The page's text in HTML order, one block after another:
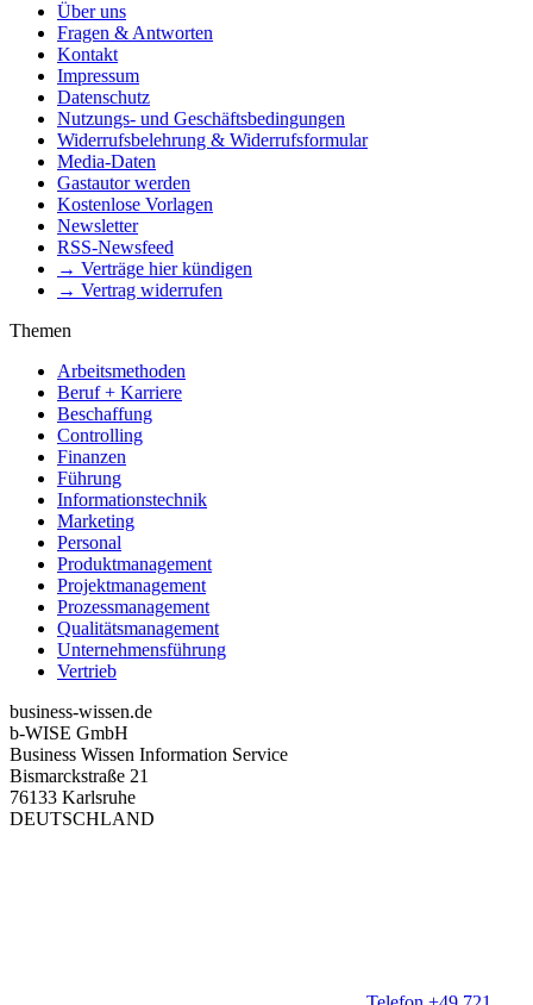
Über uns
Fragen & Antworten
Kontakt
Impressum
Datenschutz
Nutzungs- und Geschäftsbedingungen
Widerrufsbelehrung & Widerrufsformular
Media-Daten
Gastautor werden
Kostenlose Vorlagen
Newsletter
RSS-Newsfeed
→ Verträge hier kündigen
→ Vertrag widerrufen
Themen
Arbeitsmethoden
Beruf + Karriere
Beschaffung
Controlling
Finanzen
Führung
Informationstechnik
Marketing
Personal
Produktmanagement
Projektmanagement
Prozessmanagement
Qualitätsmanagement
Unternehmensführung
Vertrieb
business-wissen.de
b-WISE GmbH
Business Wissen Information Service
Bismarckstraße 21
76133 Karlsruhe
DEUTSCHLAND